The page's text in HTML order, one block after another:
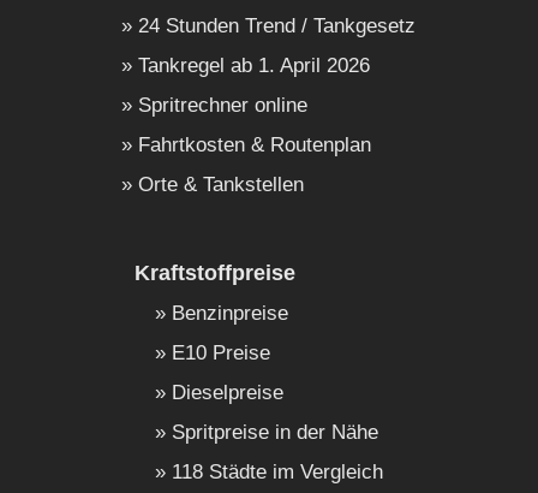
24 Stunden Trend / Tankgesetz
Tankregel ab 1. April 2026
Spritrechner online
Fahrtkosten & Routenplan
Orte & Tankstellen
Kraftstoffpreise
Benzinpreise
E10 Preise
Dieselpreise
Spritpreise in der Nähe
118 Städte im Vergleich